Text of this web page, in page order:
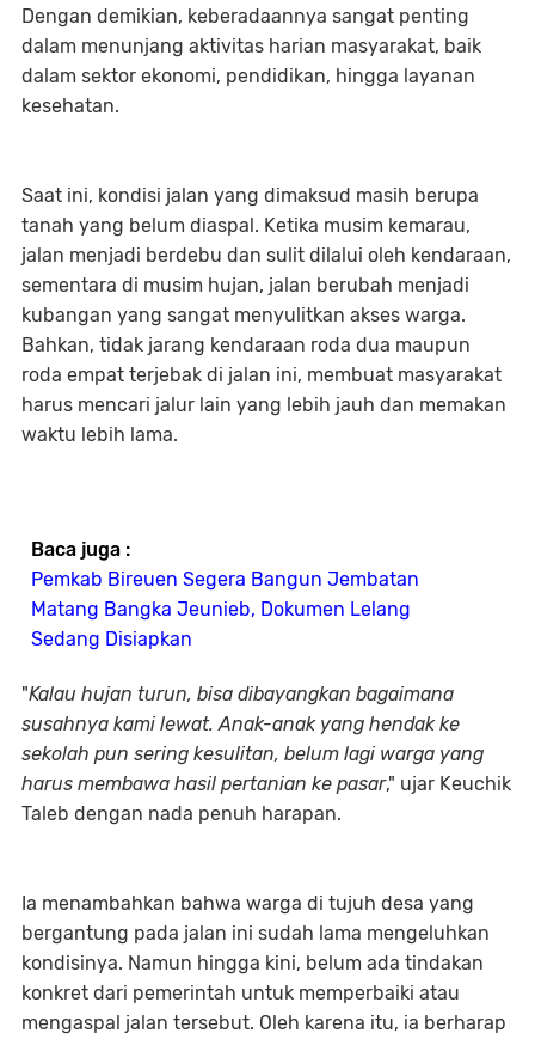
Dengan demikian, keberadaannya sangat penting
dalam menunjang aktivitas harian masyarakat, baik
dalam sektor ekonomi, pendidikan, hingga layanan
kesehatan.
Saat ini, kondisi jalan yang dimaksud masih berupa
tanah yang belum diaspal. Ketika musim kemarau,
jalan menjadi berdebu dan sulit dilalui oleh kendaraan,
sementara di musim hujan, jalan berubah menjadi
kubangan yang sangat menyulitkan akses warga.
Bahkan, tidak jarang kendaraan roda dua maupun
roda empat terjebak di jalan ini, membuat masyarakat
harus mencari jalur lain yang lebih jauh dan memakan
waktu lebih lama.
Baca juga :
Pemkab Bireuen Segera Bangun Jembatan
Matang Bangka Jeunieb, Dokumen Lelang
Sedang Disiapkan
"Kalau hujan turun, bisa dibayangkan bagaimana
susahnya kami lewat. Anak-anak yang hendak ke
sekolah pun sering kesulitan, belum lagi warga yang
harus membawa hasil pertanian ke pasar," ujar Keuchik
Taleb dengan nada penuh harapan.
Ia menambahkan bahwa warga di tujuh desa yang
bergantung pada jalan ini sudah lama mengeluhkan
kondisinya. Namun hingga kini, belum ada tindakan
konkret dari pemerintah untuk memperbaiki atau
mengaspal jalan tersebut. Oleh karena itu, ia berharap